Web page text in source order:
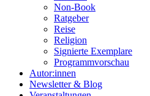
Non-Book
Ratgeber
Reise
Religion
Signierte Exemplare
Programmvorschau
Autor:innen
Newsletter & Blog